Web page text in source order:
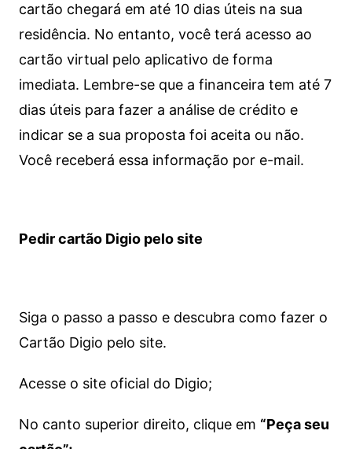
cartão chegará em até 10 dias úteis na sua
residência. No entanto, você terá acesso ao
cartão virtual pelo aplicativo de forma
imediata. Lembre-se que a financeira tem até 7
dias úteis para fazer a análise de crédito e
indicar se a sua proposta foi aceita ou não.
Você receberá essa informação por e-mail.
Pedir cartão Digio pelo site
Siga o passo a passo e descubra como fazer o
Cartão Digio pelo site.
Acesse o site oficial do Digio;
No canto superior direito, clique em “Peça seu